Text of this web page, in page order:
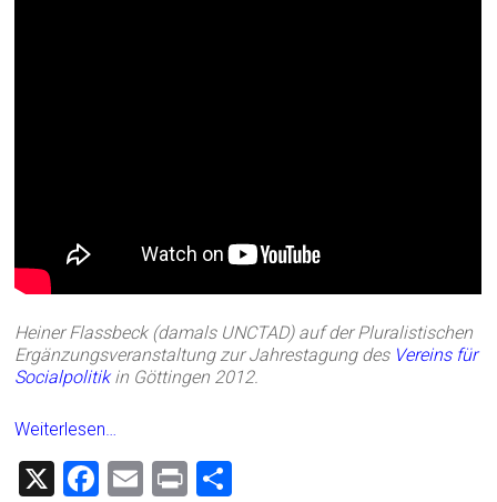
Heiner Flassbeck (damals UNCTAD) auf der Pluralistischen
Ergänzungsveranstaltung zur Jahrestagung des Vereins für
Socialpolitikin Göttingen 2012.
Weiterlesen…
X
F
E
Pr